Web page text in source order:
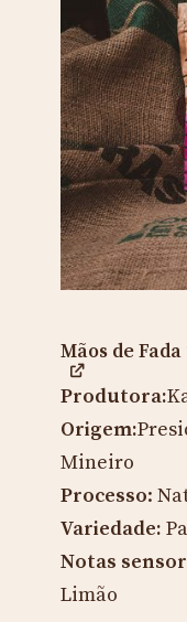
Mãos de
Produtora:
Origem:
Mineiro
Processo:
Variedade:
Notas
Limão